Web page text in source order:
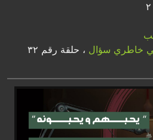
خاطري سؤال ، حلقة رقم ٣٢